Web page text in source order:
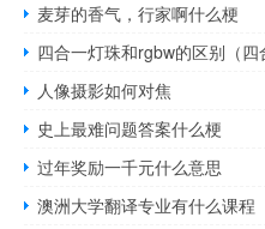
麦芽的香气，行家啊什么梗
人像摄影如何对焦
史上最难问题答案什么梗
过年奖励一千元什么意思
澳洲大学翻译专业有什么课程